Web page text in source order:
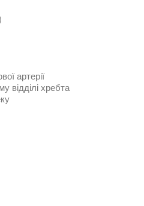
артерії
відділі хребта